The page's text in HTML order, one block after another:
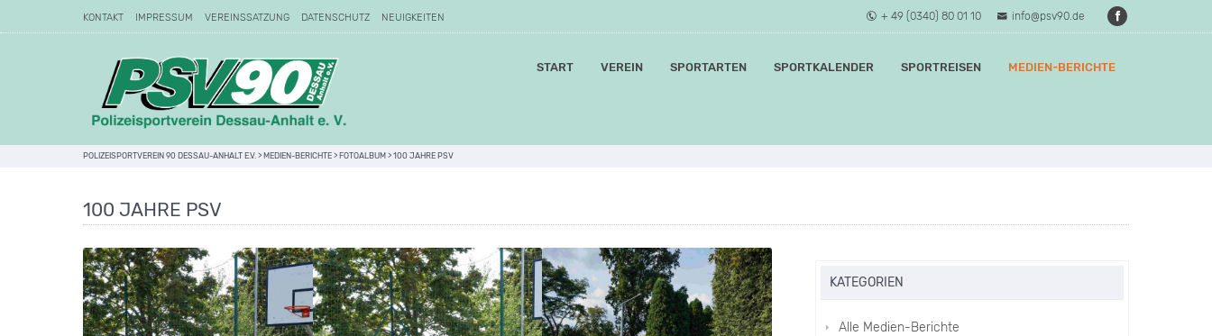
KONTAKT IMPRESSUM VEREINSSATZUNG DATENSCHUTZ NEUIGKEITEN + 49 (0340) 80 01 10 info@psv90.de
START VEREIN SPORTARTEN SPORTKALENDER SPORTREISEN MEDIEN-BERICHTE
POLIZEISPORTVEREIN 90 DESSAU-ANHALT E.V. > MEDIEN-BERICHTE > FOTOALBUM > 100 JAHRE PSV
100 JAHRE PSV
KATEGORIEN
Alle Medien-Berichte